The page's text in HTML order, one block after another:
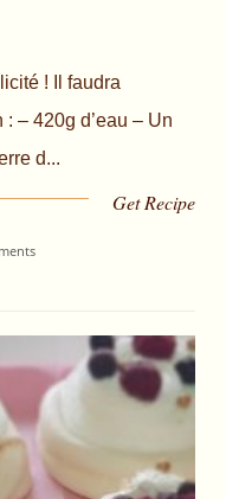
! Il faudra
– 420g d’eau – Un
d...
Get Recipe